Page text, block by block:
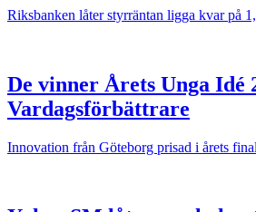
Riksbanken låter styrräntan ligga kvar på
De vinner Årets Unga Idé
Vardagsförbättrare
Innovation från Göteborg prisad i årets